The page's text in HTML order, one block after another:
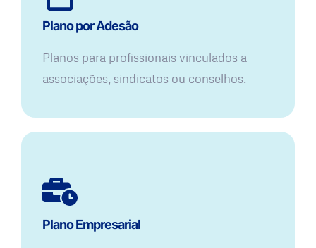
Plano por Adesão
Planos para profissionais vinculados a
associações, sindicatos ou conselhos.
Plano Empresarial